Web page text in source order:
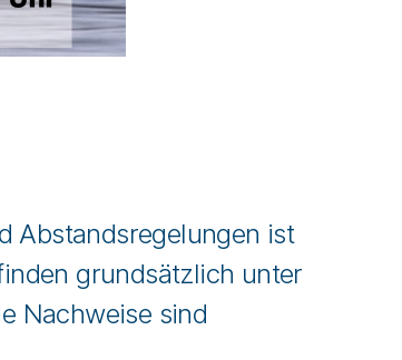
Abstandsregelungen ist
grundsätzlich unter
Nachweise sind